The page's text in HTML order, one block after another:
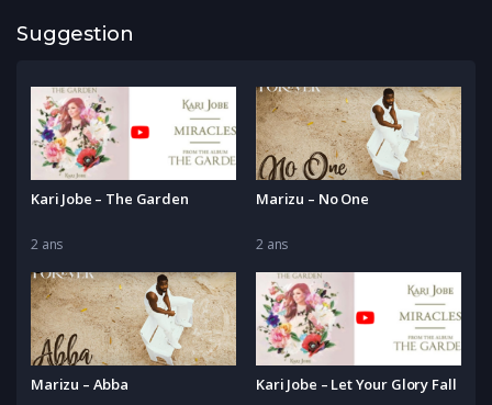
Suggestion
Kari Jobe – The Garden
2 ans
Marizu – No One
2 ans
Marizu – Abba Kari Jobe – Let Your Glory Fall